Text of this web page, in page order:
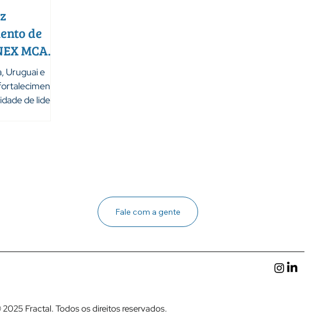
de
MCA
Uruguai e
de liderar
Fale com a gente
Fractal. Todos os direitos reservados.